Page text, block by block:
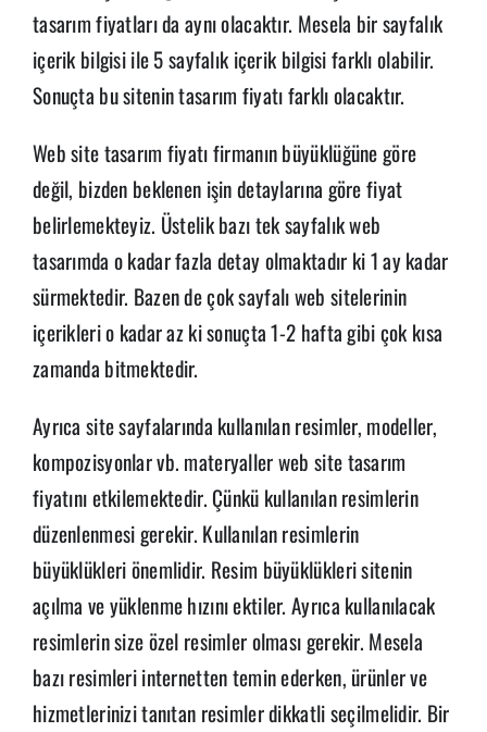
tasarım fiyatları da aynı olacaktır. Mesela bir sayfalık
içerik bilgisi ile 5 sayfalık içerik bilgisi farklı olabilir.
Sonuçta bu sitenin tasarım fiyatı farklı olacaktır.
Web site tasarım fiyatı firmanın büyüklüğüne göre
değil, bizden beklenen işin detaylarına göre fiyat
belirlemekteyiz. Üstelik bazı tek sayfalık web
tasarımda o kadar fazla detay olmaktadır ki 1 ay kadar
sürmektedir. Bazen de çok sayfalı web sitelerinin
içerikleri o kadar az ki sonuçta 1-2 hafta gibi çok kısa
zamanda bitmektedir.
Ayrıca site sayfalarında kullanılan resimler, modeller,
kompozisyonlar vb. materyaller web site tasarım
fiyatını etkilemektedir. Çünkü kullanılan resimlerin
düzenlenmesi gerekir. Kullanılan resimlerin
büyüklükleri önemlidir. Resim büyüklükleri sitenin
açılma ve yüklenme hızını ektiler. Ayrıca kullanılacak
resimlerin size özel resimler olması gerekir. Mesela
bazı resimleri internetten temin ederken, ürünler ve
hizmetlerinizi tanıtan resimler dikkatli seçilmelidir. Bir